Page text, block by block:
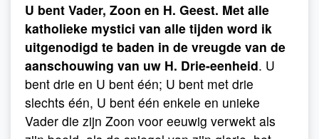
U bent Vader, Zoon en H. Geest. Met alle
katholieke mystici van alle tijden word ik
uitgenodigd te baden in de vreugde van de
aanschouwing van uw H. Drie-eenheid. U
bent drie en U bent één; U bent met drie
slechts één, U bent één enkele en unieke
Vader die zijn Zoon voor eeuwig verwekt als